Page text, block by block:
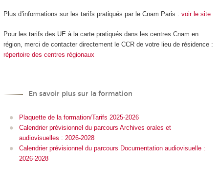
Plus d’informations sur les tarifs pratiqués par le Cnam Paris : voir le site
Pour les tarifs des UE à la cartepratiqués dans les centres Cnam en
région, merci de contacter directement le CCR de votre lieu de résidence :
répertoire des centres régionaux
En savoir plus sur la formation
Plaquette de la formation/Tarifs 2025-2026
Calendrier prévisionnel du parcours Archives orales et
audiovisuelles : 2026-2028
Calendrier prévisionnel du parcours Documentation audiovisuelle :
2026-2028